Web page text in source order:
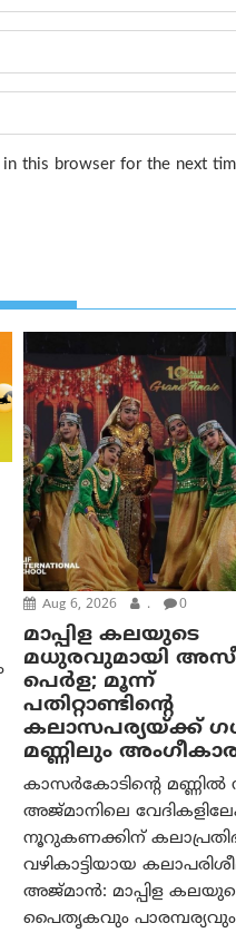
this browser for the next
Aug 6, 2026 . 0
മാപ്പിള കലയുടെ
മധുരവുമായി
പെർള; മൂന്ന്
പതിറ്റാണ്ടിന്റെ
കലാസപര്യയ്ക്ക്
മണ്ണിലും
കാസർകോടിന്റെ മണ്ണിൽ
അജ്മാനിലെ
നൂറുകണക്കിന്
വഴികാട്ടിയായ
അജ്മാൻ: മാപ്പിള
പൈതൃകവും പാരമ്പര്യവും